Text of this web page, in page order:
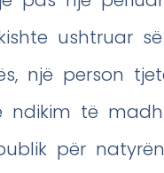
ushtruar
një person
ndikim të
për